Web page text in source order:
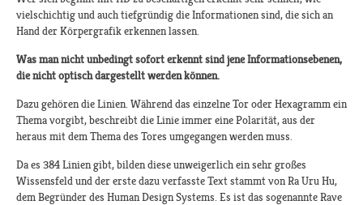
vielschichtig und auch tiefgründig die Informationen sind, die sich an
Hand der Körpergrafik erkennen lassen.
Was man nicht unbedingt sofort erkennt sind jene Informationsebenen,
die nicht optisch dargestellt werden können.
Dazu gehören die Linien. Während das einzelne Tor oder Hexagramm ein
Thema vorgibt, beschreibt die Linie immer eine Polarität, aus der
heraus mit dem Thema des Tores umgegangen werden muss.
Da es 384 Linien gibt, bilden diese unweigerlich ein sehr großes
Wissensfeld und der erste dazu verfasste Text stammt von Ra Uru Hu,
dem Begründer des Human Design Systems. Es ist das sogenannte Rave